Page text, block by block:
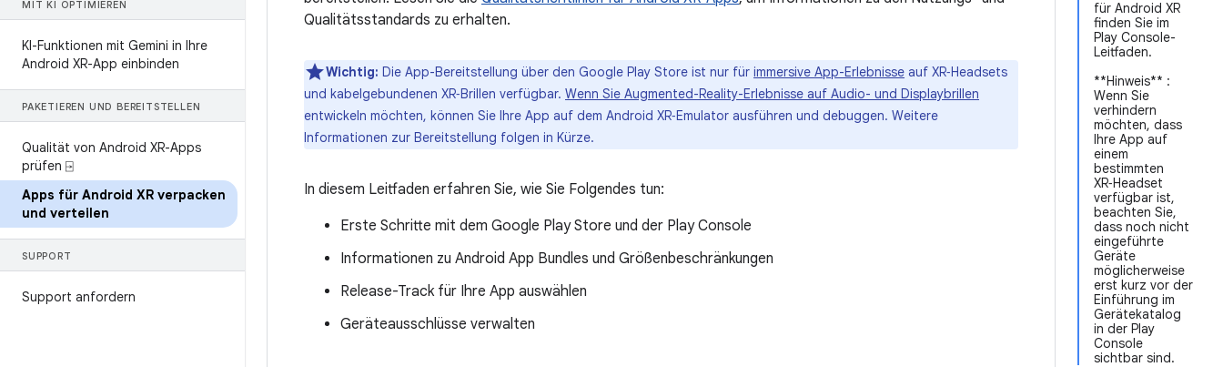
MIT KI OPTIMIEREN
KI-Funktionen mit Gemini in Ihre
Android XR-App einbinden
PAKETIEREN UND BEREITSTELLEN
Qualität von Android XR-Apps
prüfen ⍈
Apps für Android XR verpacken
und verteilen
SUPPORT
Support anfordern
für Android XR
finden Sie im
Play Console-
Leitfaden.
**Hinweis** :
Wenn Sie
verhindern
möchten, dass
Ihre App auf
einem
bestimmten
XR‑Headset
verfügbar ist,
beachten Sie,
dass noch nicht
eingeführte
Geräte
möglicherweise
erst kurz vor der
Einführung im
Gerätekatalog
in der Play
Console
sichtbar sind.
Qualitätsstandards zu erhalten.
Wichtig: Die App-Bereitstellung über den Google Play Store ist nur für immersive App-Erlebnisse auf XR‑Headsets
und kabelgebundenen XR‑Brillen verfügbar. Wenn Sie Augmented-Reality-Erlebnisse auf Audio- und Displaybrillen
entwickeln möchten, können Sie Ihre App auf dem Android XR‑Emulator ausführen und debuggen. Weitere
Informationen zur Bereitstellung folgen in Kürze.
In diesem Leitfaden erfahren Sie, wie Sie Folgendes tun:
Erste Schritte mit dem Google Play Store und der Play Console
Informationen zu Android App Bundles und Größenbeschränkungen
Release-Track für Ihre App auswählen
Geräteausschlüsse verwalten